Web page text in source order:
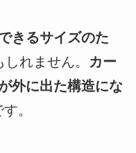
きるサイズのた
しれません。 カー
外に出た構造にな
。